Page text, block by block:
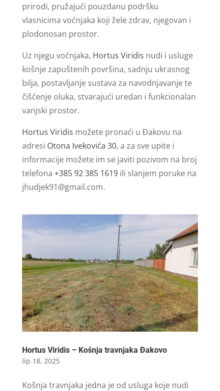
prirodi, pružajući pouzdanu podršku
vlasnicima voćnjaka koji žele zdrav, njegovan i
plodonosan prostor.
Uz njegu voćnjaka, Hortus Viridis nudi i usluge
košnje zapuštenih površina, sadnju ukrasnog
bilja, postavljanje sustava za navodnjavanje te
čišćenje oluka, stvarajući uredan i funkcionalan
vanjski prostor.
Hortus Viridis možete pronaći u Đakovu na
adresi Otona Ivekovića 30, a za sve upite i
informacije možete im se javiti pozivom na broj
telefona +385 92 385 1619ili slanjem poruke na
jhudjek91@gmail.com.
Hortus Viridis – Košnja travnjaka Đakovo
lip 18, 2025
Košnja travnjaka jedna je od usluga koje nudi